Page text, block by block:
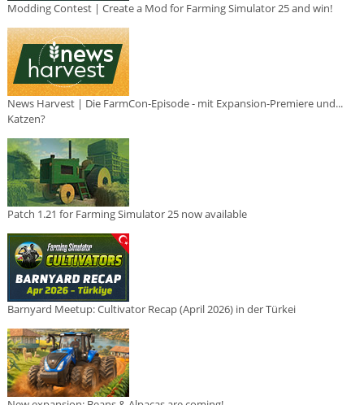
Modding Contest | Create a Mod for Farming Simulator 25 and win!
News Harvest | Die FarmCon-Episode - mit Expansion-Premiere und...
Katzen?
Patch 1.21 for Farming Simulator 25 now available
Barnyard Meetup: Cultivator Recap (April 2026) in der Türkei